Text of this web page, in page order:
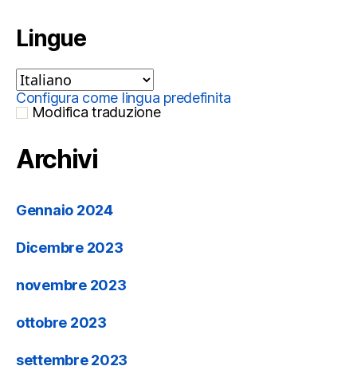
Lingue
Configura come lingua predefinita
Modifica traduzione
Archivi
Gennaio 2024
Dicembre 2023
novembre 2023
ottobre 2023
settembre 2023